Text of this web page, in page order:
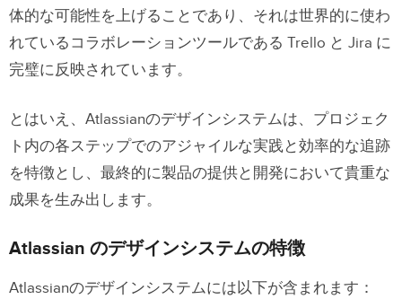
体的な可能性を上げることであり、それは世界的に使わ
れているコラボレーションツールである Trello と Jira に
完璧に反映されています。
とはいえ、Atlassianのデザインシステムは、プロジェク
ト内の各ステップでのアジャイルな実践と効率的な追跡
を特徴とし、最終的に製品の提供と開発において貴重な
成果を生み出します。
Atlassian のデザインシステムの特徴
Atlassianのデザインシステムには以下が含まれます：